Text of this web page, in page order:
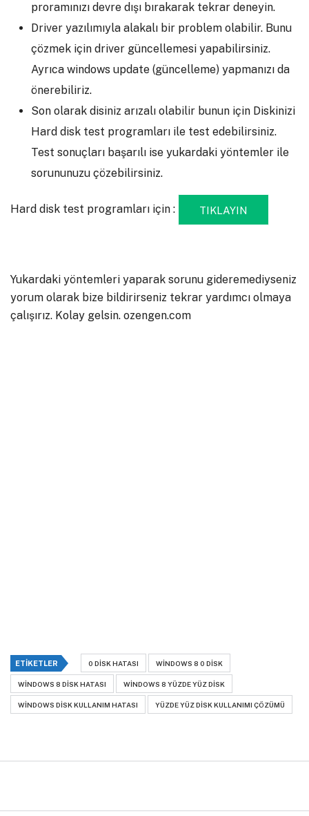
proramınızı devre dışı bırakarak tekrar deneyin.
Driver yazılımıyla alakalı bir problem olabilir. Bunu
çözmek için driver güncellemesi yapabilirsiniz.
Ayrıca windows update (güncelleme) yapmanızı da
önerebiliriz.
Son olarak disiniz arızalı olabilir bunun için Diskinizi
Hard disk test programları ile test edebilirsiniz.
Test sonuçları başarılı ise yukardaki yöntemler ile
sorununuzu çözebilirsiniz.
Hard disk test programları için : TIKLAYIN
Yukardaki yöntemleri yaparak sorunu gideremediyseniz
yorum olarak bize bildirirseniz tekrar yardımcı olmaya
çalışırız. Kolay gelsin. ozengen.com
ETIKETLER 0 DISK HATASI WINDOWS 8 0 DISK
WINDOWS 8 DISK HATASI WINDOWS 8 YÜZDE YÜZ DISK
WINDOWS DISK KULLANIM HATASI YÜZDE YÜZ DISK KULLANIMI ÇÖZÜMÜ